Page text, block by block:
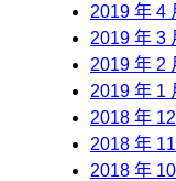
2019 年 4
2019 年 3
2019 年 2
2019 年 1
2018 年 12
2018 年 11
2018 年 10